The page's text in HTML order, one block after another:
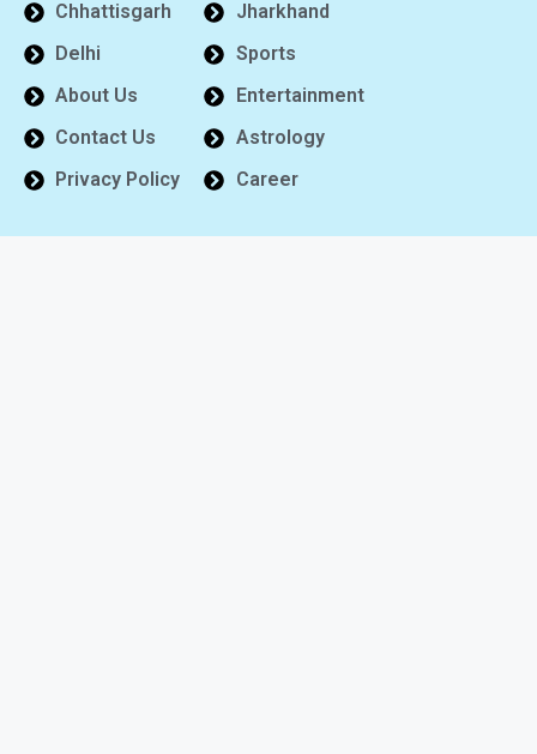
Chhattisgarh
Delhi
About Us
Contact Us
Privacy Policy
Jharkhand
Sports
Entertainment
Astrology
Career